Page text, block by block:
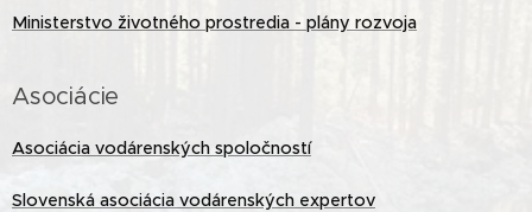
Ministerstvo životného prostredia - plány rozvoja
Asociácie
Asociácia vodárenských spoločností
Slovenská asociácia vodárenských expertov